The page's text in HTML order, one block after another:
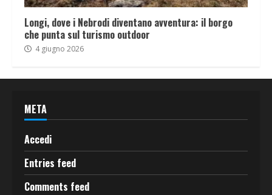
Longi, dove i Nebrodi diventano avventura: il borgo
che punta sul turismo outdoor
4 giugno 2026
META
Accedi
Entries feed
Comments feed